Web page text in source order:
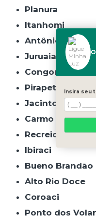
Planura
Itanhomi
Antônio Carlos
Juruaia
Congonhal
Pirapetinga
Jacinto
Carmo da Mata
Recreio
Ibiraci
Bueno Brandão
Alto Rio Doce
Coroaci
Ponto dos
Insira seu